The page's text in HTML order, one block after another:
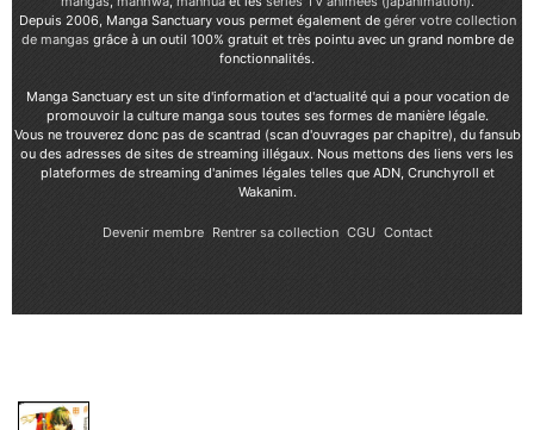
Depuis 2006, Manga Sanctuary vous permet également de gérer votre collection
de mangasgrâce à un outil 100% gratuit et très pointu avec un grand nombre de
fonctionnalités.
Manga Sanctuary est un site d'information et d'actualité qui a pour vocation de
promouvoir la culture manga sous toutes ses formes de manière légale.
Vous ne trouverez donc pas de scantrad (scan d'ouvrages par chapitre), du fansub
ou des adresses de sites de streaming illégaux. Nous mettons des liens vers les
plateformes de streaming d'animes légales telles que ADN, Crunchyroll et
Wakanim.
Devenir membre Rentrer sa collection CGU Contact